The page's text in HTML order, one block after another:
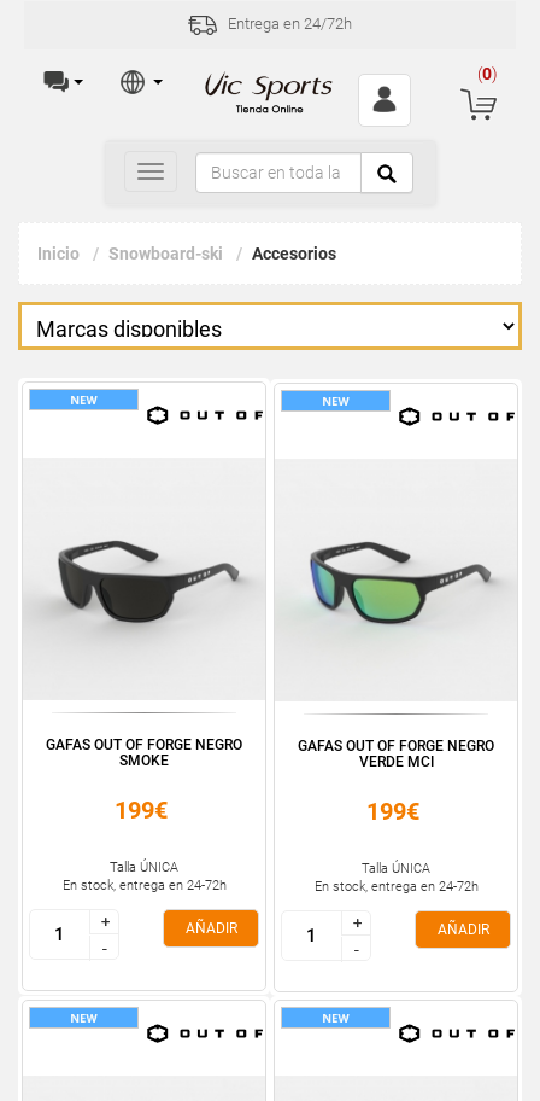
Entrega en 24/72h
(0)
Toggle
navigation
Inicio Snowboard-ski Accesorios
GAFAS OUT OF FORGE NEGRO
SMOKE
199€
Talla ÚNICA
En stock, entrega en 24-72h
+
-
+
-
AÑADIR
GAFAS OUT OF FORGE NEGRO
VERDE MCI
199€
Talla ÚNICA
En stock, entrega en 24-72h
+
-
+
-
AÑADIR